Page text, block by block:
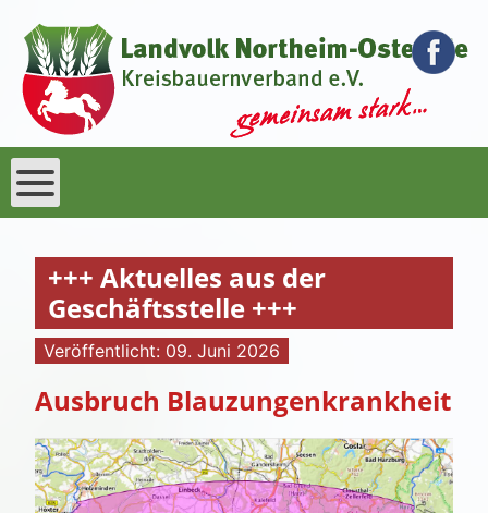
+++ Aktuelles aus der
Geschäftsstelle +++
Veröffentlicht: 09. Juni 2026
Ausbruch Blauzungenkrankheit